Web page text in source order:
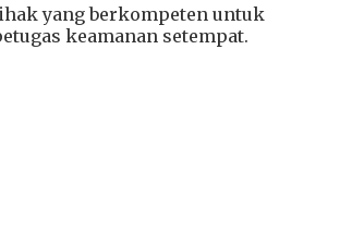
yang berkompeten untuk
keamanan setempat.